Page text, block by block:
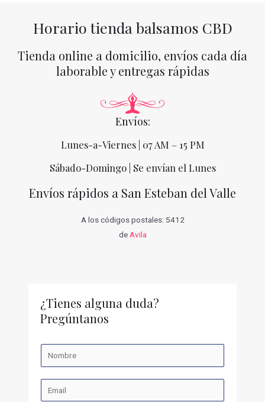
Horario tienda balsamos CBD
Tienda online a domicilio, envíos cada día
laborable y entregas rápidas
Envíos:
Lunes-a-Viernes | 07 AM – 15 PM
Sábado-Domingo | Se envían el Lunes
Envíos rápidos a San Esteban del Valle
A los códigos postales: 5412
de Avila
¿Tienes alguna duda?
Pregúntanos